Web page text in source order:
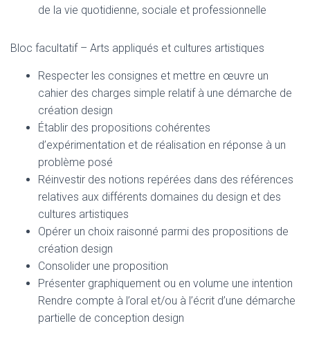
de la vie quotidienne, sociale et professionnelle
Bloc facultatif – Arts appliqués et cultures artistiques
Respecter les consignes et mettre en œuvre un
cahier des charges simple relatif à une démarche de
création design
Établir des propositions cohérentes
d’expérimentation et de réalisation en réponse à un
problème posé
Réinvestir des notions repérées dans des références
relatives aux différents domaines du design et des
cultures artistiques
Opérer un choix raisonné parmi des propositions de
création design
Consolider une proposition
Présenter graphiquement ou en volume une intention
Rendre compte à l’oral et/ou à l’écrit d’une démarche
partielle de conception design